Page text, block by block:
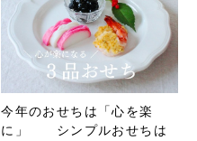
今年のおせちは「心を楽
に」 シンプルおせちは